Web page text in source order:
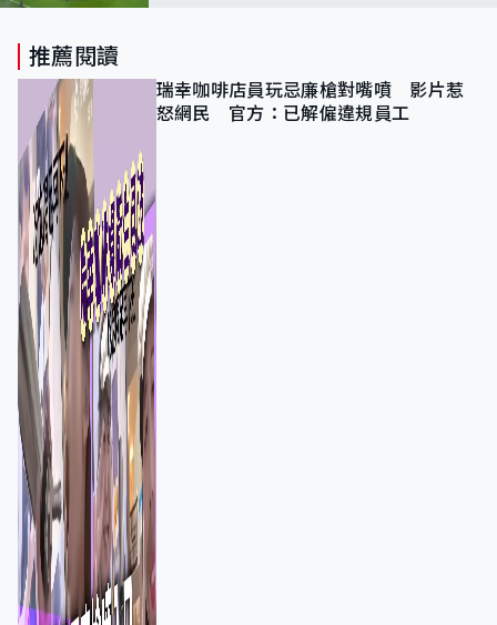
推薦閱讀
瑞幸咖啡店員玩忌廉槍對嘴噴 影片惹
怒網民 官方：已解僱違規員工